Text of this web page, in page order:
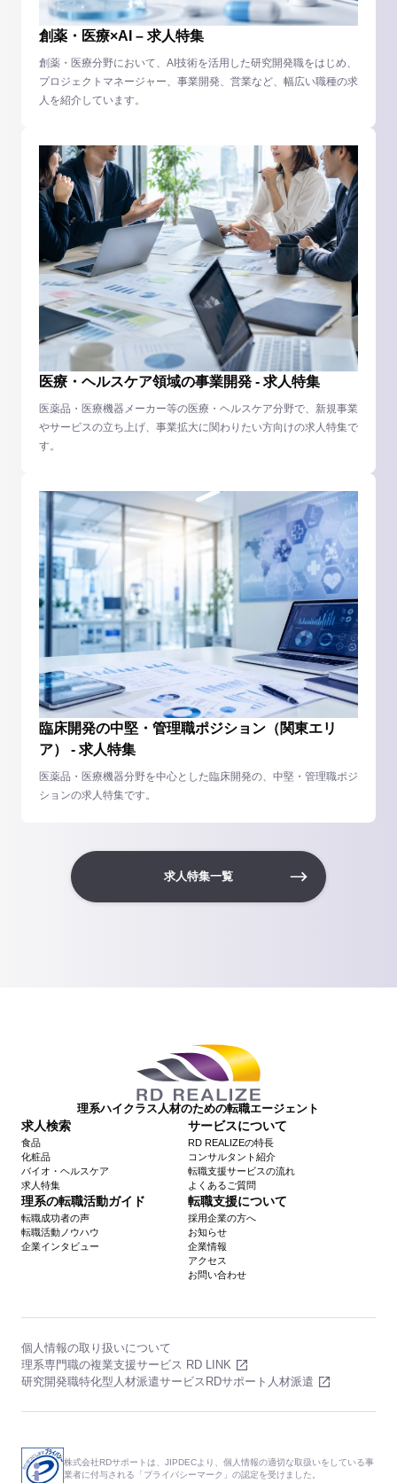
創薬・医療×AI – 求人特集
創薬・医療分野において、AI技術を活用した研究開発職をはじめ、
プロジェクトマネージャー、事業開発、営業など、幅広い職種の求
人を紹介しています。
医療・ヘルスケア領域の事業開発 - 求人特集
医薬品・医療機器メーカー等の医療・ヘルスケア分野で、新規事業
やサービスの立ち上げ、事業拡大に関わりたい方向けの求人特集で
す。
臨床開発の中堅・管理職ポジション（関東エリ
ア） - 求人特集
医薬品・医療機器分野を中心とした臨床開発の、中堅・管理職ポジ
ションの求人特集です。
求人特集一覧
理系ハイクラス人材のための転職エージェント
求人検索
食品
化粧品
バイオ・ヘルスケア
求人特集
サービスについて
RD REALIZEの特長
コンサルタント紹介
転職支援サービスの流れ
よくあるご質問
理系の転職活動ガイド
転職成功者の声
転職活動ノウハウ
企業インタビュー
転職支援について
採用企業の方へ
お知らせ
企業情報
アクセス
お問い合わせ
個人情報の取り扱いについて
理系専門職の複業支援サービス RD LINK
研究開発職特化型人材派遣サービスRDサポート人材派遣
株式会社RDサポートは、JIPDECより、個人情報の適切な取扱いをしている事
業者に付与される「プライバシーマーク」の認定を受けました。